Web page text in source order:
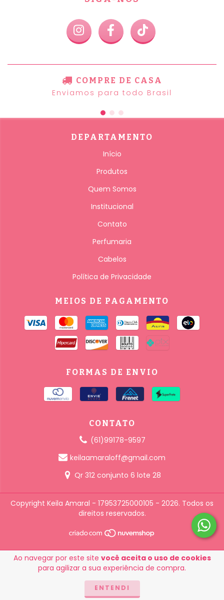
Ao navegar por este site você aceita o uso de cookies
para agilizar a sua experiência de compra.
ENTENDI
COMPRE DE CASA
Enviamos para todo Brasil
DEPARTAMENTO
Início
Produtos
Quem Somos
Institucional
Contato
Perfumaria
Cabelos
Política de Privacidade
MEIOS DE PAGAMENTO
FORMAS DE ENVIO
CONTATO
(61)99178-9597
keilaamaraloff@gmail.com
Qr 312 conjunto 6 lote 28
Copyright Keila Amaral - 17953725000105 - 2026. Todos os
direitos reservados.